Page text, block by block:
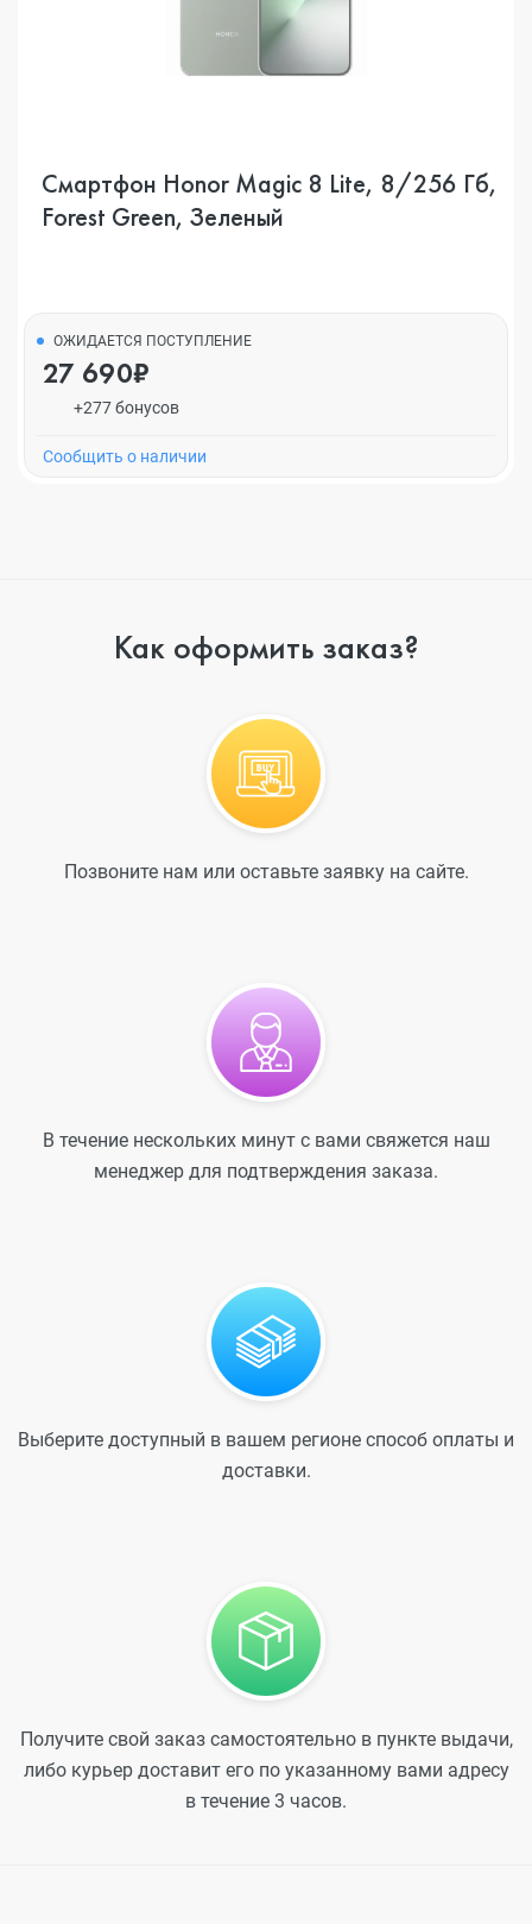
Смартфон Honor Magic 8 Lite, 8/256 Гб,
Forest Green, Зеленый
ОЖИДАЕТСЯ ПОСТУПЛЕНИЕ
27 690₽
+277 бонусов
Cообщить о наличии
Как оформить заказ?
Позвоните нам или оставьте заявку на сайте.
В течение нескольких минут с вами свяжется наш
менеджер для подтверждения заказа.
Выберите доступный в вашем регионе способ оплаты и
доставки.
Получите свой заказ самостоятельно в пункте выдачи,
либо курьер доставит его по указанному вами адресу
в течение 3 часов.